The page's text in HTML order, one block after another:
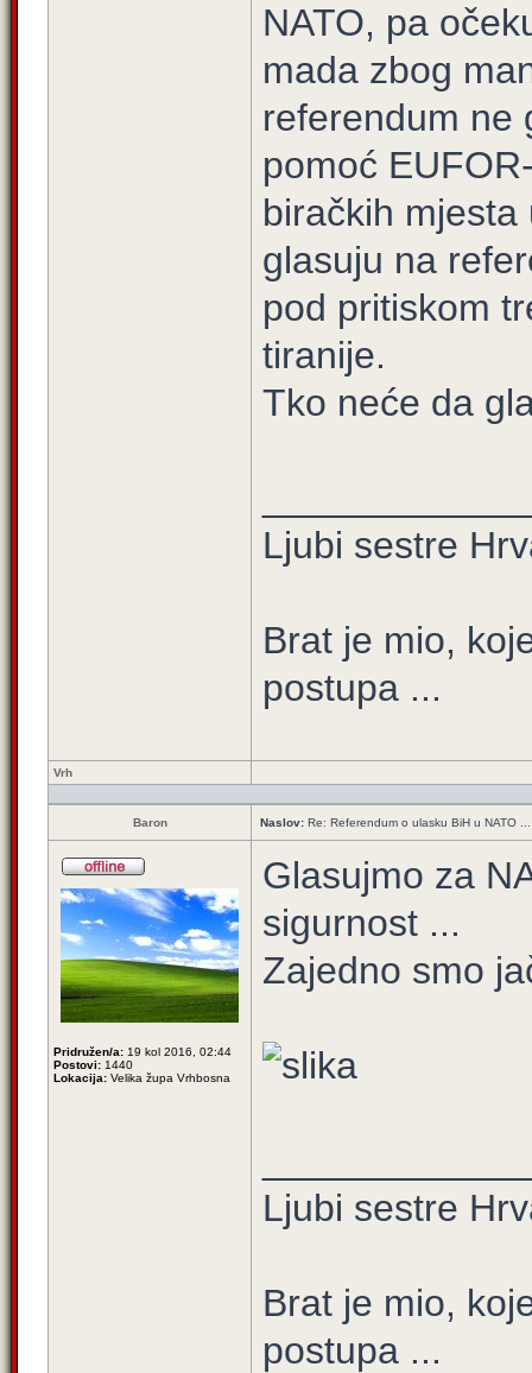
NATO, pa
mada zbog
referendum ne
pomoć
biračkih
glasuju na
pod pritiskom
tiranije.
Tko neće da
Ljubi sestre
Brat je mio,
postupa ...
Vrh
Baron Naslov: Re: Referendum o ulasku BiH u NATO ...
Pridružen/a: 19 kol 2016, 02:44
Postovi: 1440
Lokacija: Velika župa Vrhbosna
Glasujmo za
sigurnost ...
Zajedno smo
Ljubi sestre
Brat je mio,
postupa ...